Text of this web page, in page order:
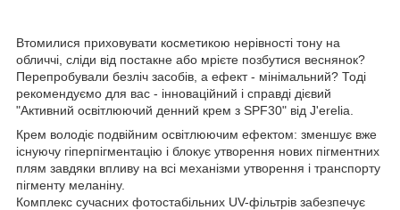
Втомилися приховувати косметикою нерівності тону на
обличчі, сліди від постакне або мрієте позбутися веснянок?
Перепробували безліч засобів, а ефект - мінімальний? Тоді
рекомендуємо для вас - інноваційний і справді дієвий
"Активний освітлюючий денний крем з SPF30" від J'erelia.
Крем володіє подвійним освітлюючим ефектом: зменшує вже
існуючу гіперпігментацію і блокує утворення нових пігментних
плям завдяки впливу на всі механізми утворення і транспорту
пігменту меланіну.
Комплекс сучасних фотостабільних UV-фільтрів забезпечує